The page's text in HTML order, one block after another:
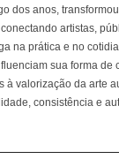
dos anos,
artistas,
na prática e no
sua forma de
à valorização da arte
consistência e